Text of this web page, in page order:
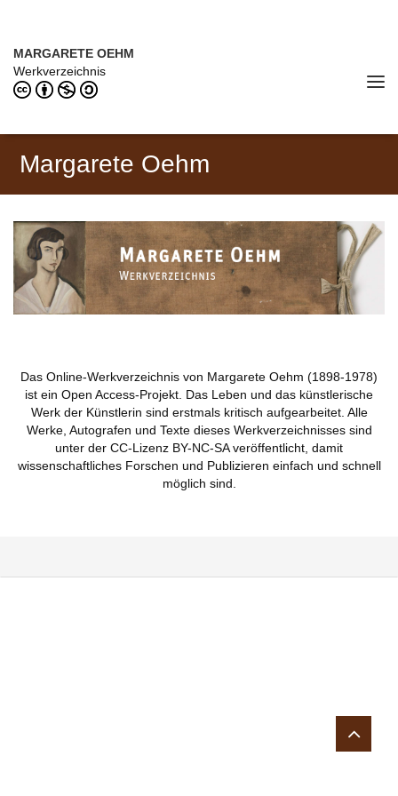
MARGARETE OEHM
Werkverzeichnis
Margarete Oehm
Das Online-Werkverzeichnis von Margarete Oehm (1898-1978)
ist ein Open Access-Projekt. Das Leben und das künstlerische
Werk der Künstlerin sind erstmals kritisch aufgearbeitet. Alle
Werke, Autografen und Texte dieses Werkverzeichnisses sind
unter der CC-Lizenz BY-NC-SA veröffentlicht, damit
wissenschaftliches Forschen und Publizieren einfach und schnell
möglich sind.